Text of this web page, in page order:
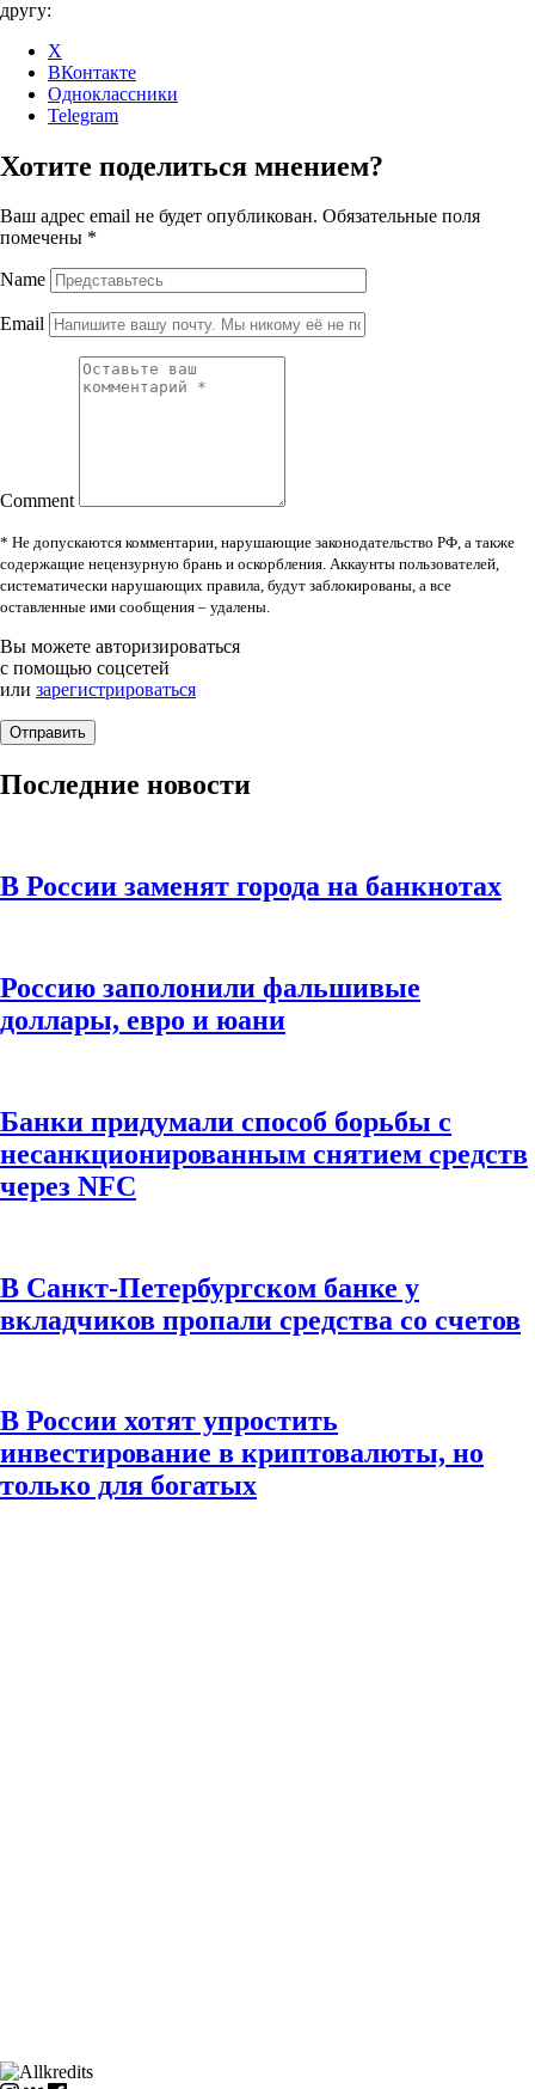
другу:
X
ВКонтакте
Одноклассники
Telegram
Хотите поделиться мнением?
Ваш адрес email не будет опубликован. Обязательные поля
помечены *
Name
Email
Comment
* Не допускаются комментарии, нарушающие законодательство РФ, а также
содержащие нецензурную брань и оскорбления. Аккаунты пользователей,
систематически нарушающих правила, будут заблокированы, а все
оставленные ими сообщения – удалены.
Вы можете авторизироваться
с помощью соцсетей
или зарегистрироваться
Последние новости
В России заменят города на банкнотах
Россию заполонили фальшивые
доллары, евро и юани
Банки придумали способ борьбы с
несанкционированным снятием средств
через NFC
В Санкт-Петербургском банке у
вкладчиков пропали средства со счетов
В России хотят упростить
инвестирование в криптовалюты, но
только для богатых